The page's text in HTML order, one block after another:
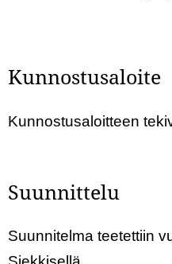
Kunnostusaloite
Kunnostusaloitteen
Suunnittelu
Suunnitelma teetettiin